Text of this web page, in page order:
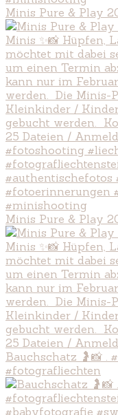
Minis Pure & Play
Minis Pure & Play
Bauchschatz 🤰📸 .
#fotografliechten